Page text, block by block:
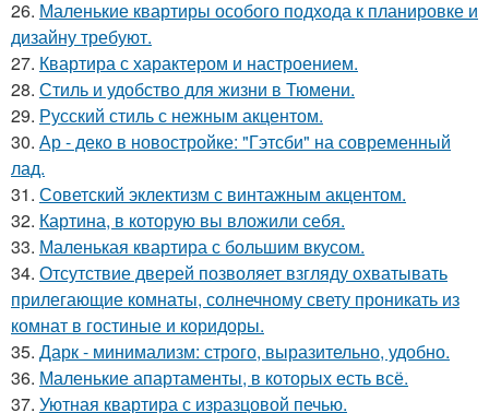
26. Маленькие квартиры особого подхода к планировке и
дизайну требуют.
27. Квартира с характером и настроением.
28. Стиль и удобство для жизни в Тюмени.
29. Русский стиль с нежным акцентом.
30. Ар - деко в новостройке: "Гэтсби" на современный
лад.
31. Советский эклектизм с винтажным акцентом.
32. Картина, в которую вы вложили себя.
33. Маленькая квартира с большим вкусом.
34. Отсутствие дверей позволяет взгляду охватывать
прилегающие комнаты, солнечному свету проникать из
комнат в гостиные и коридоры.
35. Дарк - минимализм: строго, выразительно, удобно.
36. Маленькие апартаменты, в которых есть всё.
37. Уютная квартира с изразцовой печью.